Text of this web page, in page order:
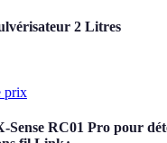
2 Litres
prix
Sense RC01 Pro pour